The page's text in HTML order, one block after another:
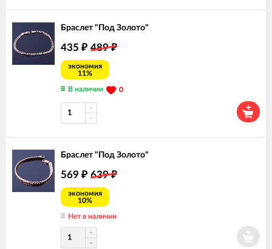
Браслет "Под Золото"
435 ₽ 489₽
экономия
11%
В наличии 0
Браслет "Под Золото"
569 ₽ 639₽
экономия
10%
Нет в наличии